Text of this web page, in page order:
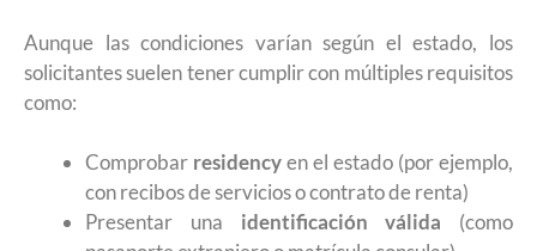
Aunque las condiciones varían según el estado, los
solicitantes suelen tener cumplir con múltiples requisitos
como:
Comprobar residencyen el estado (por ejemplo,
con recibos de servicios o contrato de renta)
Presentar una identificación válida (como